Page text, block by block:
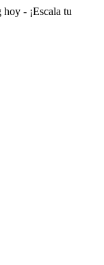
- ¡Escala tu